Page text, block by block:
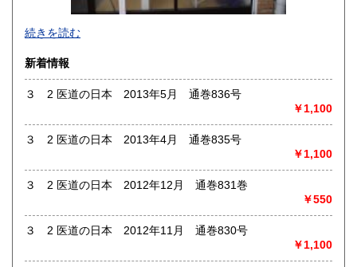
宮崎県
沖縄県
薬剤師・鍼灸師・柔道整復師ですので、仕事や研究に役立つ
書籍を同業の皆様に提供して行きたいと考えています。ま
発掘したいと思います。
「こんな本ありませんか？」と気軽に問合せて下さい。
最寄駅：東野
営業時間：9:00～13:00
書籍の買取について
買取が出来ます。また版画・戦前資料・古写真・古地図・古
裂も買取強化をしていますので、お気軽にご連絡下さい。
続きを読む
新着情報
３ 2 医道の日本 2013年5月 通巻836号
￥1,100
３ 2 医道の日本 2013年4月 通巻835号
￥1,100
３ 2 医道の日本 2012年12月 通巻831巻
￥550
３ 2 医道の日本 2012年11月 通巻830号
￥1,100